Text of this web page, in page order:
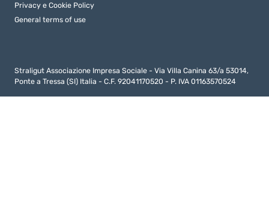
Privacy e Cookie Policy
General terms of use
Straligut Associazione Impresa Sociale - Via Villa Canina 63/a 53014,
Ponte a Tressa (SI) Italia - C.F. 92041170520 - P. IVA 01163570524